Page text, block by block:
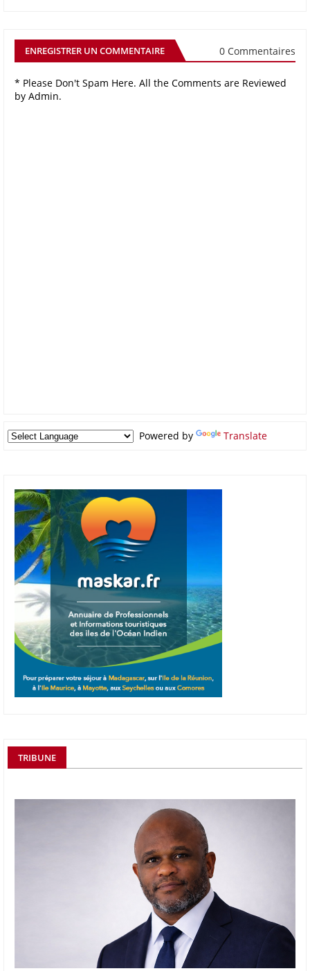
ENREGISTRER UN COMMENTAIRE 0 Commentaires
* Please Don't Spam Here. All the Comments are Reviewed
by Admin.
Powered by Translate
TRIBUNE